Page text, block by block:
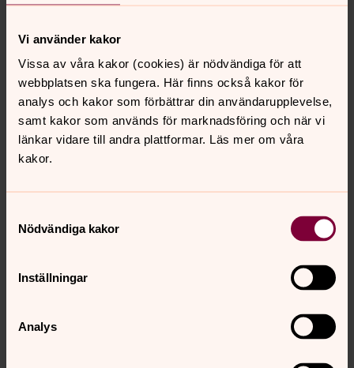
Vi använder kakor
Vissa av våra kakor (cookies) är nödvändiga för att
webbplatsen ska fungera. Här finns också kakor för
analys och kakor som förbättrar din användarupplevelse,
samt kakor som används för marknadsföring och när vi
länkar vidare till andra plattformar. Läs mer om våra
kakor.
Nödvändiga kakor
Inställningar
Analys